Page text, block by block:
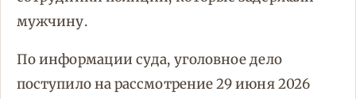
мужчину.
По информации суда, уголовное дело
поступило на рассмотрение 29 июня 2026